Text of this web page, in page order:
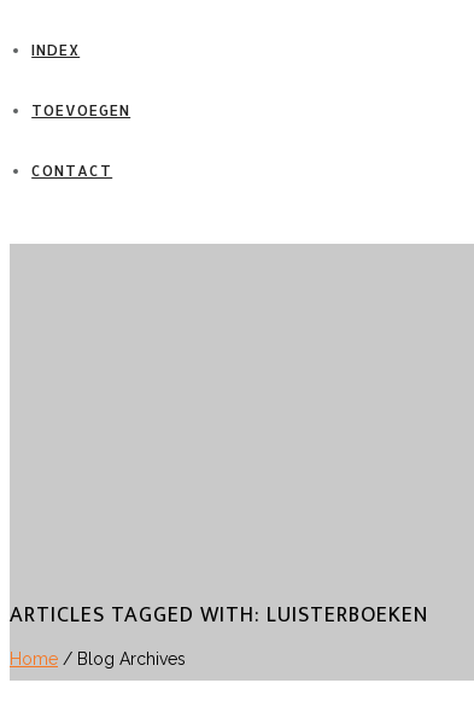
INDEX
TOEVOEGEN
CONTACT
ARTICLES TAGGED WITH: LUISTERBOEKEN
Home / Blog Archives